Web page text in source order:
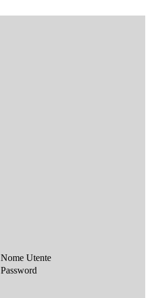
Nome Utente
Password